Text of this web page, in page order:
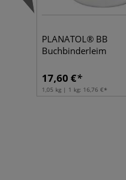
PLANATOL® BB
Buchbinderleim
17,60 €
1,05 kg | 1 kg: 16,76 €